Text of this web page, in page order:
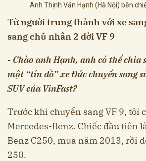
Anh Thịnh Văn Hạnh (Hà Nội) bên
Từ người trung thành với xe
sang chủ nhân 2 đời VF 9
- Chào anh Hạnh, anh có thể chia
một “tín đồ” xe Đức chuyển sang
SUV của VinFast?
Trước khi chuyển sang VF 9, tôi
Mercedes-Benz. Chiếc đầu tiên
Benz C250, mua năm 2013, rồi
250.